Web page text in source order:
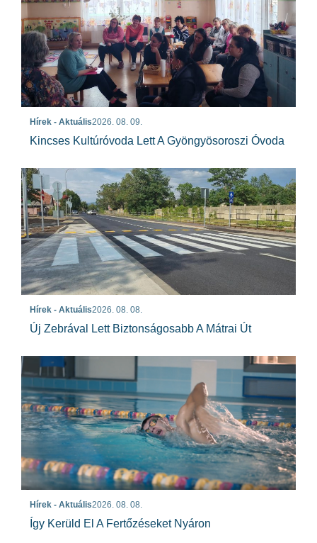
Hírek - Aktuális2026. 08. 09.
Kincses Kultúróvoda Lett A Gyöngyösoroszi Óvoda
Hírek - Aktuális2026. 08. 08.
Új Zebrával Lett Biztonságosabb A Mátrai Út
Hírek - Aktuális2026. 08. 08.
Így Kerüld El A Fertőzéseket Nyáron